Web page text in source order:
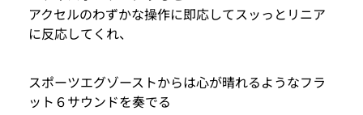
アクセルのわずかな操作に即応してスッっとリニア
に反応してくれ、
スポーツエグゾーストからは心が晴れるようなフラ
ット６サウンドを奏でる